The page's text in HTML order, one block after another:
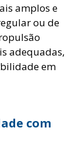
amplos e
ou de
adequadas,
em
com